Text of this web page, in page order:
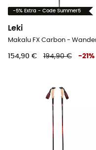
-5% Extra - Code Summer5
Leki
154,90 € 194,90 € -21 %